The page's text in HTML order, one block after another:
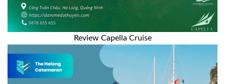
Review Capella Cruise